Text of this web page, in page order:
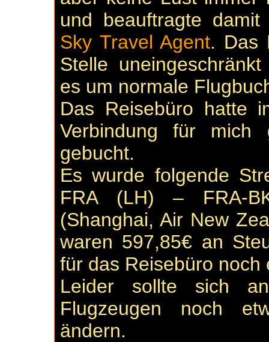
und beauftragte
Sky Travel Agent. Das
Stelle
es um normale
Das Reisebüro hatte
Verbindung für mich
gebucht.
Es wurde folgende
FRA (LH) – FRA-
(Shanghai, Air New
waren 597,85€ an
für das Reisebüro noch
Leider sollte sich
Flugzeugen noch
ändern.